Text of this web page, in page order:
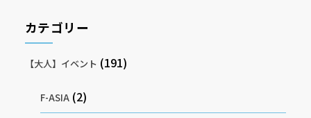
カテゴリー
【大人】イベント (191)
F-ASIA (2)